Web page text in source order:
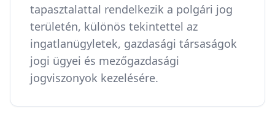
tapasztalattal rendelkezik a polgári jog
területén, különös tekintettel az
ingatlanügyletek, gazdasági társaságok
jogi ügyei és mezőgazdasági
jogviszonyok kezelésére.